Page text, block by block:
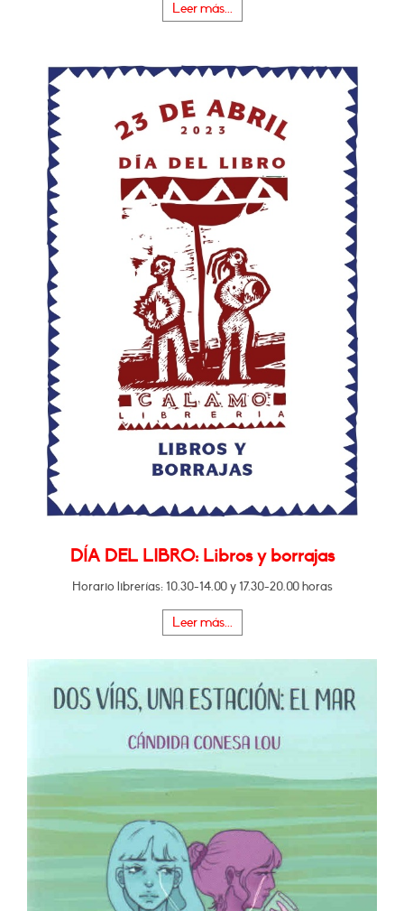
Leer más...
DÍA DEL LIBRO: Libros y borrajas
Horario librerías: 10.30-14.00 y 17.30-20.00 horas
Leer más...